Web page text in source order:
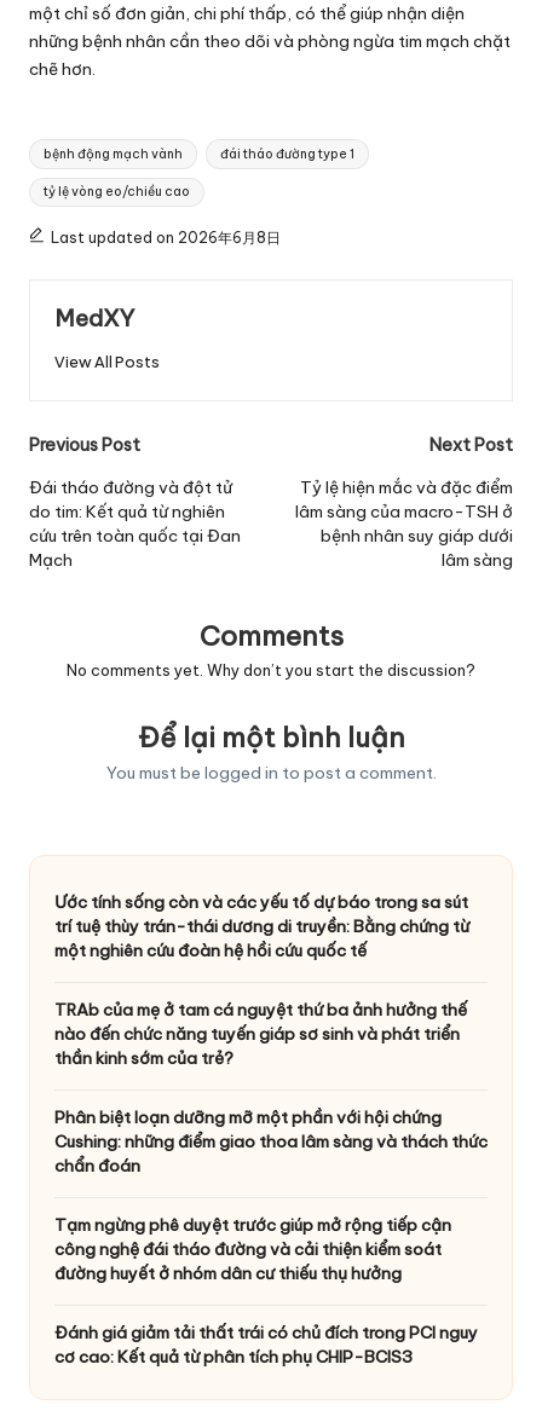
một chỉ số đơn giản, chi phí thấp, có thể giúp nhận diện
những bệnh nhân cần theo dõi và phòng ngừa tim mạch chặt
chẽ hơn.
Tags:
bệnh động mạch vành đái tháo đường type 1
tỷ lệ vòng eo/chiều cao
Last updated on 2026年6月8日
MedXY
View All Posts
Post
navigation
Previous Post
Đái tháo đường và đột tử
do tim: Kết quả từ nghiên
cứu trên toàn quốc tại Đan
Mạch
Next Post
Tỷ lệ hiện mắc và đặc điểm
lâm sàng của macro-TSH ở
bệnh nhân suy giáp dưới
lâm sàng
Comments
No comments yet. Why don’t you start the discussion?
Để lại một bình luận
You must be logged in to post a comment.
Ước tính sống còn và các yếu tố dự báo trong sa sút
trí tuệ thùy trán-thái dương di truyền: Bằng chứng từ
một nghiên cứu đoàn hệ hồi cứu quốc tế
TRAb của mẹ ở tam cá nguyệt thứ ba ảnh hưởng thế
nào đến chức năng tuyến giáp sơ sinh và phát triển
thần kinh sớm của trẻ?
Phân biệt loạn dưỡng mỡ một phần với hội chứng
Cushing: những điểm giao thoa lâm sàng và thách thức
chẩn đoán
Tạm ngừng phê duyệt trước giúp mở rộng tiếp cận
công nghệ đái tháo đường và cải thiện kiểm soát
đường huyết ở nhóm dân cư thiếu thụ hưởng
Đánh giá giảm tải thất trái có chủ đích trong PCI nguy
cơ cao: Kết quả từ phân tích phụ CHIP-BCIS3